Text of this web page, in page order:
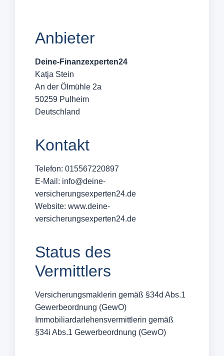
Anbieter
Deine-Finanzexperten24
Katja Stein
An der Ölmühle 2a
50259 Pulheim
Deutschland
Kontakt
Telefon: 015567220897
E-Mail: info@deine-
versicherungsexperten24.de
Website: www.deine-
versicherungsexperten24.de
Status des
Vermittlers
Versicherungsmaklerin gemäß §34d Abs.1
Gewerbeordnung (GewO)
Immobiliardarlehensvermittlerin gemäß
§34i Abs.1 Gewerbeordnung (GewO)